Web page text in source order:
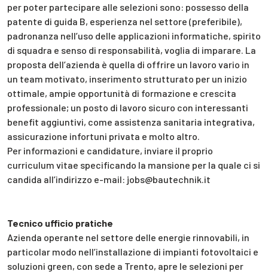
per poter partecipare alle selezioni sono: possesso della
patente di guida B, esperienza nel settore (preferibile),
padronanza nell’uso delle applicazioni informatiche, spirito
di squadra e senso di responsabilità, voglia di imparare. La
proposta dell’azienda è quella di offrire un lavoro vario in
un team motivato, inserimento strutturato per un inizio
ottimale, ampie opportunità di formazione e crescita
professionale; un posto di lavoro sicuro con interessanti
benefit aggiuntivi, come assistenza sanitaria integrativa,
assicurazione infortuni privata e molto altro.
Per informazioni e candidature, inviare il proprio
curriculum vitae specificando la mansione per la quale ci si
candida all’indirizzo e-mail: jobs@bautechnik.it
Tecnico ufficio pratiche
Azienda operante nel settore delle energie rinnovabili, in
particolar modo nell’installazione di impianti fotovoltaici e
soluzioni green, con sede a Trento, apre le selezioni per